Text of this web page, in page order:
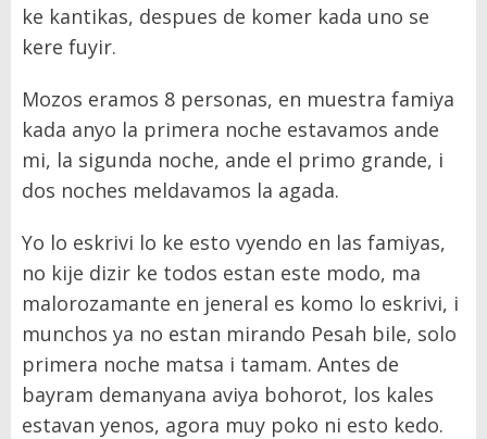
ke kantikas, despues de komer kada uno se
kere fuyir.
Mozos eramos 8 personas, en muestra famiya
kada anyo la primera noche estavamos ande
mi, la sigunda noche, ande el primo grande, i
dos noches meldavamos la agada.
Yo lo eskrivi lo ke esto vyendo en las famiyas,
no kije dizir ke todos estan este modo, ma
malorozamante en jeneral es komo lo eskrivi, i
munchos ya no estan mirando Pesah bile, solo
primera noche matsa i tamam. Antes de
bayram demanyana aviya bohorot, los kales
estavan yenos, agora muy poko ni esto kedo.